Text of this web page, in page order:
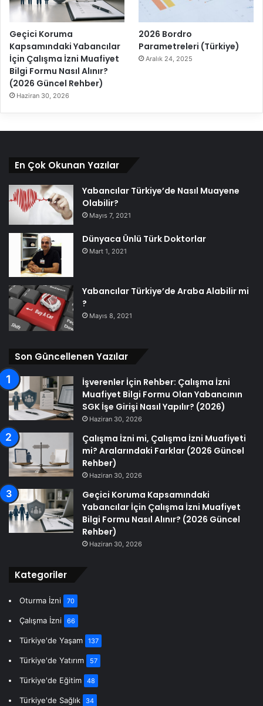
Geçici Koruma
Kapsamındaki Yabancılar
İçin Çalışma İzni Muafiyet
Bilgi Formu Nasıl Alınır?
(2026 Güncel Rehber)
Haziran 30, 2026
2026 Bordro
Parametreleri (Türkiye)
Aralık 24, 2025
En Çok Okunan Yazılar
Yabancılar Türkiye’de Nasıl Muayene
Olabilir?
Mayıs 7, 2021
Dünyaca Ünlü Türk Doktorlar
Mart 1, 2021
Yabancılar Türkiye’de Araba Alabilir mi
?
Mayıs 8, 2021
Son Güncellenen Yazılar
İşverenler İçin Rehber: Çalışma İzni
Muafiyet Bilgi Formu Olan Yabancının
SGK İşe Girişi Nasıl Yapılır? (2026)
Haziran 30, 2026
Çalışma İzni mi, Çalışma İzni Muafiyeti
mi? Aralarındaki Farklar (2026 Güncel
Rehber)
Haziran 30, 2026
Geçici Koruma Kapsamındaki
Yabancılar İçin Çalışma İzni Muafiyet
Bilgi Formu Nasıl Alınır? (2026 Güncel
Rehber)
Haziran 30, 2026
Kategoriler
Oturma İzni 70
Çalışma İzni 66
Türkiye'de Yaşam 137
Türkiye'de Yatırım 57
Türkiye'de Eğitim 48
Türkiye'de Sağlık 34